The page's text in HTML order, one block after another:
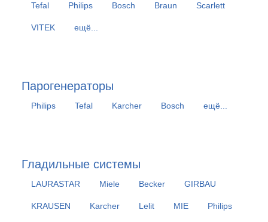
Tefal Philips Bosch Braun Scarlett
VITEK ещё...
Парогенераторы
Philips Tefal Karcher Bosch ещё...
Гладильные системы
LAURASTAR Miele Becker GIRBAU
KRAUSEN Karcher Lelit MIE Philips